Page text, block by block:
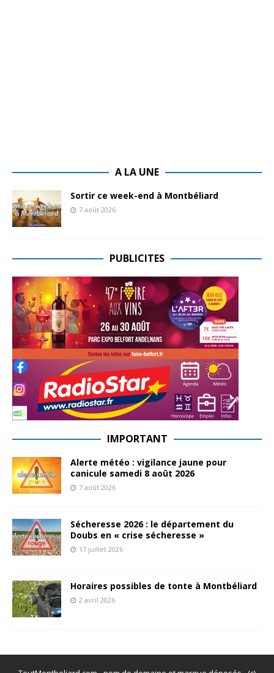
A LA UNE
Sortir ce week-end à Montbéliard
7 août 2026
PUBLICITES
IMPORTANT
Alerte météo : vigilance jaune pour
canicule samedi 8 août 2026
7 août 2026
Sécheresse 2026 : le département du
Doubs en « crise sécheresse »
17 juillet 2026
Horaires possibles de tonte à Montbéliard
2 avril 2026